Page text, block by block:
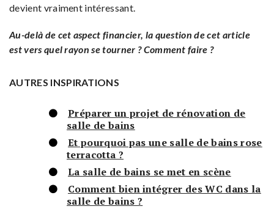
devient vraiment intéressant.
Au-delà de cet aspect financier, la question de cet article
est vers quel rayon se tourner ? Comment faire ?
AUTRES INSPIRATIONS
Préparer un projet de rénovation de
salle de bains
Et pourquoi pas une salle de bains rose
terracotta ?
La salle de bains se met en scène
Comment bien intégrer des WC dans la
salle de bains ?